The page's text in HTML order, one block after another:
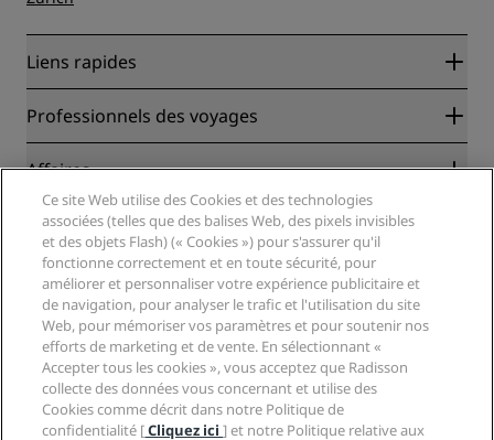
Liens rapides
Radisson Rewards
Blog
Nouveaux et futurs hôtels
Application Radisson Hotels
Hôtels adaptés aux sportifs
Hôtels adaptés aux Familles
Santé et sécurité
Professionnels des voyages
Partenaires
Agents de voyages
Affaires
Radisson Hotel Group
Médias
Carrières RHG
Carrières PPHE
Carrières EHL
The Club by RHG
Opportunités de développement
Entreprise responsable
Approvisionnement
Légal
Centre de confidentialité
Mentions légales
Conditions générales Radisson Rewards
Contrat d’utilisation du site
Accessibilité numérique
Déclaration sur l’esclavage moderne
Aide
Avis aux consommateurs
Contact
FAQ
Plan du site
Médias sociaux
Marques Radisson Hotels
Ce site Web utilise des Cookies et des technologies
associées (telles que des balises Web, des pixels invisibles
et des objets Flash) (« Cookies ») pour s'assurer qu'il
fonctionne correctement et en toute sécurité, pour
améliorer et personnaliser votre expérience publicitaire et
de navigation, pour analyser le trafic et l'utilisation du site
Web, pour mémoriser vos paramètres et pour soutenir nos
efforts de marketing et de vente. En sélectionnant «
Accepter tous les cookies », vous acceptez que Radisson
collecte des données vous concernant et utilise des
Cookies comme décrit dans notre Politique de
confidentialité [Cliquez ici] et notre Politique relative aux